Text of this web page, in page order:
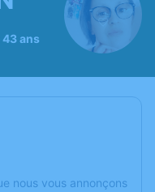
ans
nous vous annonçons